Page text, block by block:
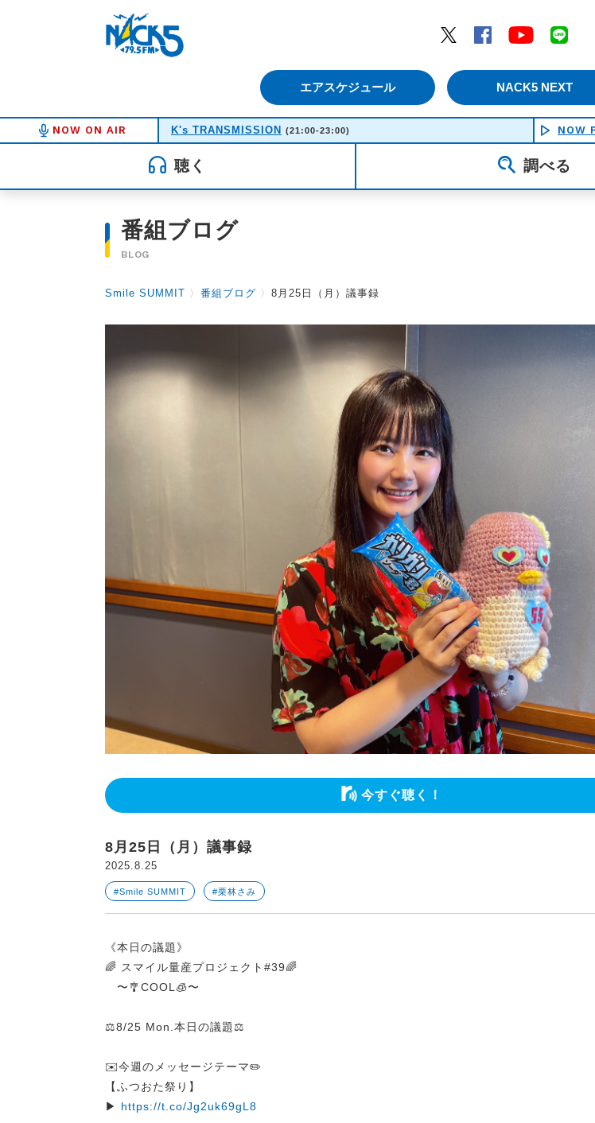
Twitter
Facebook YouTube
エアスケジュール NACK5 NEXT
NOW ON AIR K's TRANSMISSION (21:00-23:00) NOW
Ｄａｎｃｉ
聴く 調べる
番組ブログ
BLOG
Smile SUMMIT 〉 番組ブログ 〉 8月25日（月）議事録
今すぐ聴く！
8月25日（月）議事録
2025.8.25
#Smile SUMMIT #栗林さみ
《本日の議題》
🌈 スマイル量産プロジェクト#39🌈
〜🎐COOL🧊〜
⚖️8/25 Mon.本日の議題⚖️
✉️今週のメッセージテーマ✏️
【ふつおた祭り】
▶︎ https://t.co/Jg2uk69gL8